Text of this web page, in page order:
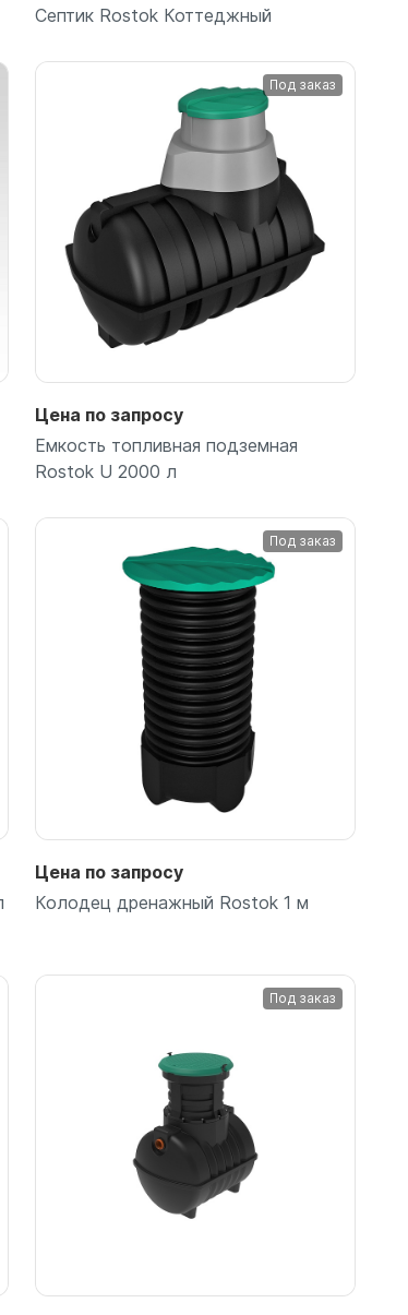
Подробнее
Септик Rostok Коттеджный
Под заказ
Подробнее
Цена по запросу
Емкость топливная подземная
Rostok U 2000 л
Под заказ
Подробнее
Цена по запросу
Колодец дренажный Rostok 1 м
Под заказ